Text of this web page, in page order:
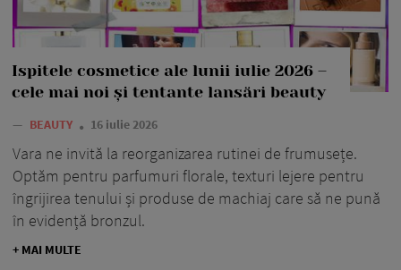
Ispitele cosmetice ale lunii iulie 2026 –
cele mai noi și tentante lansări beauty
— BEAUTY 16 iulie 2026
Vara ne invită la reorganizarea rutinei de frumusețe.
Optăm pentru parfumuri florale, texturi lejere pentru
îngrijirea tenului și produse de machiaj care să ne pună
în evidență bronzul.
+ MAI MULTE